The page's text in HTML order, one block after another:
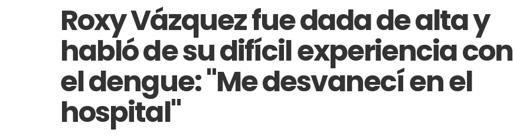
Roxy Vázquez fue dada de alta y
habló de su difícil experiencia con
el dengue: "Me desvanecí en el
hospital"